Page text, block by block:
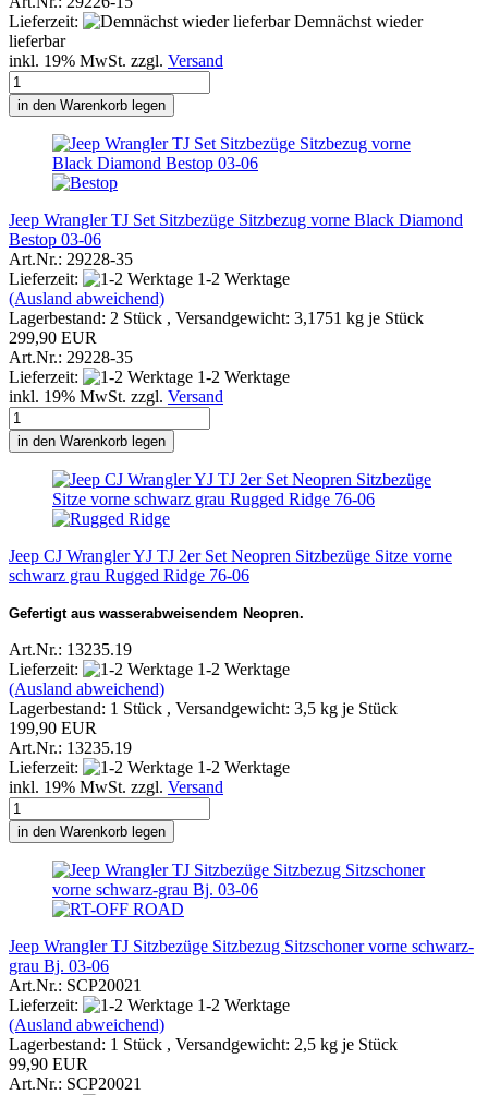
Lieferzeit:
Demnächst wieder
lieferbar
inkl. 19% MwSt. zzgl. Versand
in den Warenkorb legen
Jeep Wrangler TJ Set Sitzbezüge Sitzbezug vorne Black Diamond
Bestop 03-06
Art.Nr.: 29228-35
Lieferzeit:
1-2 Werktage
(Ausland abweichend)
Lagerbestand: 2 Stück , Versandgewicht: 3,1751 kg je Stück
299,90 EUR
Art.Nr.: 29228-35
Lieferzeit:
1-2 Werktage
inkl. 19% MwSt. zzgl. Versand
in den Warenkorb legen
Jeep CJ Wrangler YJ TJ 2er Set Neopren Sitzbezüge Sitze vorne
schwarz grau Rugged Ridge 76-06
Gefertigt aus wasserabweisendem Neopren.
Art.Nr.: 13235.19
Lieferzeit:
1-2 Werktage
(Ausland abweichend)
Lagerbestand: 1 Stück , Versandgewicht: 3,5 kg je Stück
199,90 EUR
Art.Nr.: 13235.19
Lieferzeit:
1-2 Werktage
inkl. 19% MwSt. zzgl. Versand
in den Warenkorb legen
Jeep Wrangler TJ Sitzbezüge Sitzbezug Sitzschoner vorne schwarz-
grau Bj. 03-06
Art.Nr.: SCP20021
Lieferzeit:
1-2 Werktage
(Ausland abweichend)
Lagerbestand: 1 Stück , Versandgewicht: 2,5 kg je Stück
99,90 EUR
Art.Nr.: SCP20021